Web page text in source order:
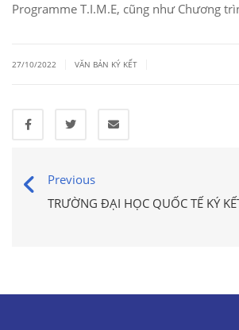
Programme T.I.M.E, cũng như Chương
27/10/2022 VĂN BẢN KÝ KẾT
Previous
TRƯỜNG ĐẠI HỌC QUỐC TẾ KÝ